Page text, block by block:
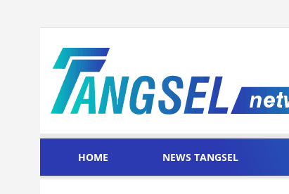
HOME NEWS TANGSEL